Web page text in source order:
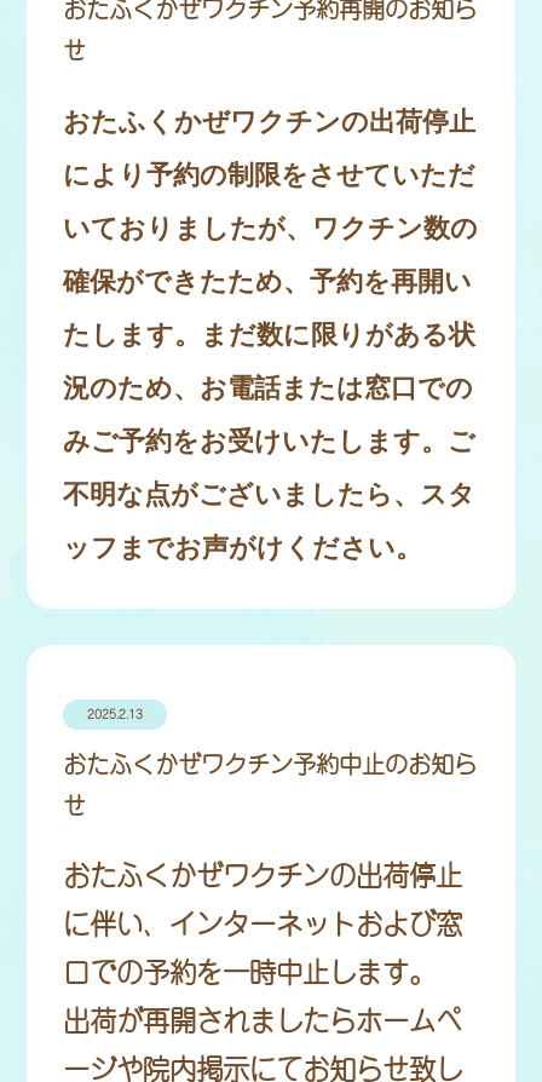
おたふくかぜワクチン予約再開のお知ら
せ
おたふくかぜワクチンの出荷停止
により予約の制限をさせていただ
いておりましたが、ワクチン数の
確保ができたため、予約を再開い
たします。
まだ数に限りがある状
況のため、お電話または窓口での
みご予約をお受けいたします。ご
不明な点がございましたら、スタ
ッフまでお声がけください。
2025.2.13
おたふくかぜワクチン予約中止のお知ら
せ
おたふくかぜワクチンの出荷停止
に伴い、インターネットおよび窓
口での予約を一時中止します。
出荷が再開されましたらホームペ
ージや院内掲示にてお知らせ致し